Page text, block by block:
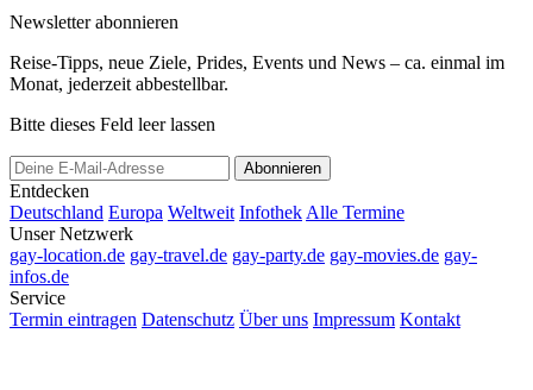
Newsletter abonnieren
Reise-Tipps, neue Ziele, Prides, Events und News – ca. einmal im
Monat, jederzeit abbestellbar.
Bitte dieses Feld leer lassen
Abonnieren
Entdecken
Deutschland Europa Weltweit Infothek Alle Termine
Unser Netzwerk
gay-location.de gay-travel.de gay-party.de gay-movies.de gay-
infos.de
Service
Termin eintragen Datenschutz Über uns Impressum Kontakt